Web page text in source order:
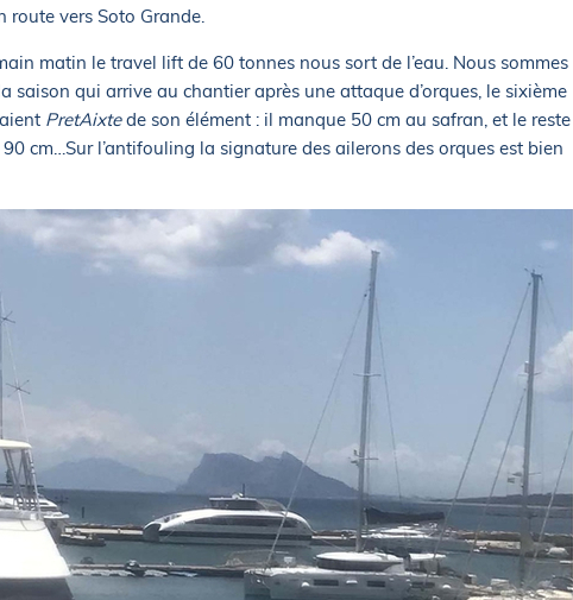
route vers Soto Grande.
matin le travel lift de 60 tonnes nous sort de l’eau. Nous sommes
saison qui arrive au chantier après une attaque d’orques, le sixième
PretAixtede son élément : il manque 50 cm au safran, et le reste
cm…Sur l’antifouling la signature des ailerons des orques est bien